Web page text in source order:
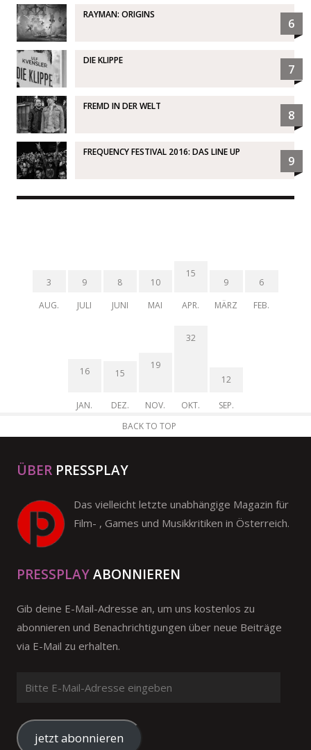
RAYMAN: ORIGINS
6
DIE KLIPPE
7
FREMD IN DER WELT
8
FREQUENCY FESTIVAL 2016: DAS LINE UP
9
3
AUG.
9
JULI
8
JUNI
10
MAI
15
APR.
9
MÄRZ
6
FEB.
16
JAN.
15
DEZ.
19
NOV.
32
OKT.
12
SEP.
BACK TO TOP
ÜBER PRESSPLAY
Das vielleicht letzte unabhängige Magazin für
Film- , Games und Musikkritiken in Österreich.
PRESSPLAYABONNIEREN
Gib deine E-Mail-Adresse an, um uns kostenlos zu
abonnieren und Benachrichtigungen über neue Beiträge
via E-Mail zu erhalten.
Mail-
Adressejetzt abonnieren